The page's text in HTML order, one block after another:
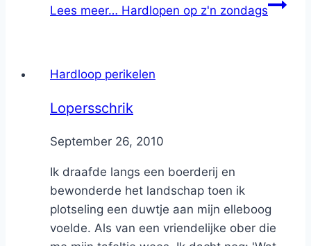
Lees meer… Hardlopen op z'n zondags
Hardloop perikelen
Lopersschrik
ByNicole
September 26, 2010
Ik draafde langs een boerderij en
bewonderde het landschap toen ik
plotseling een duwtje aan mijn elleboog
voelde. Als van een vriendelijke ober die